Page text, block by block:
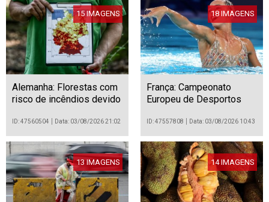
15 IMAGENS
Alemanha: Florestas com
risco de incêndios devido
ID: 47560504 Data: 03/08/2026 21:02
18 IMAGENS
França: Campeonato
Europeu de Desportos
ID: 47557808 Data: 03/08/2026 10:43
13 IMAGENS 14 IMAGENS